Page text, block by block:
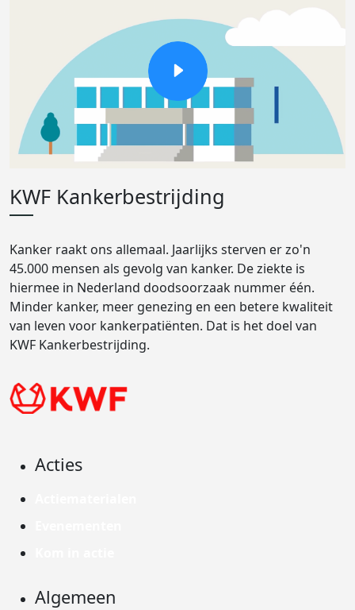
KWF Kankerbestrijding
Kanker raakt ons allemaal. Jaarlijks sterven er zo'n
45.000 mensen als gevolg van kanker. De ziekte is
hiermee in Nederland doodsoorzaak nummer één.
Minder kanker, meer genezing en een betere kwaliteit
van leven voor kankerpatiënten. Dat is het doel van
KWF Kankerbestrijding.
Acties
Algemeen